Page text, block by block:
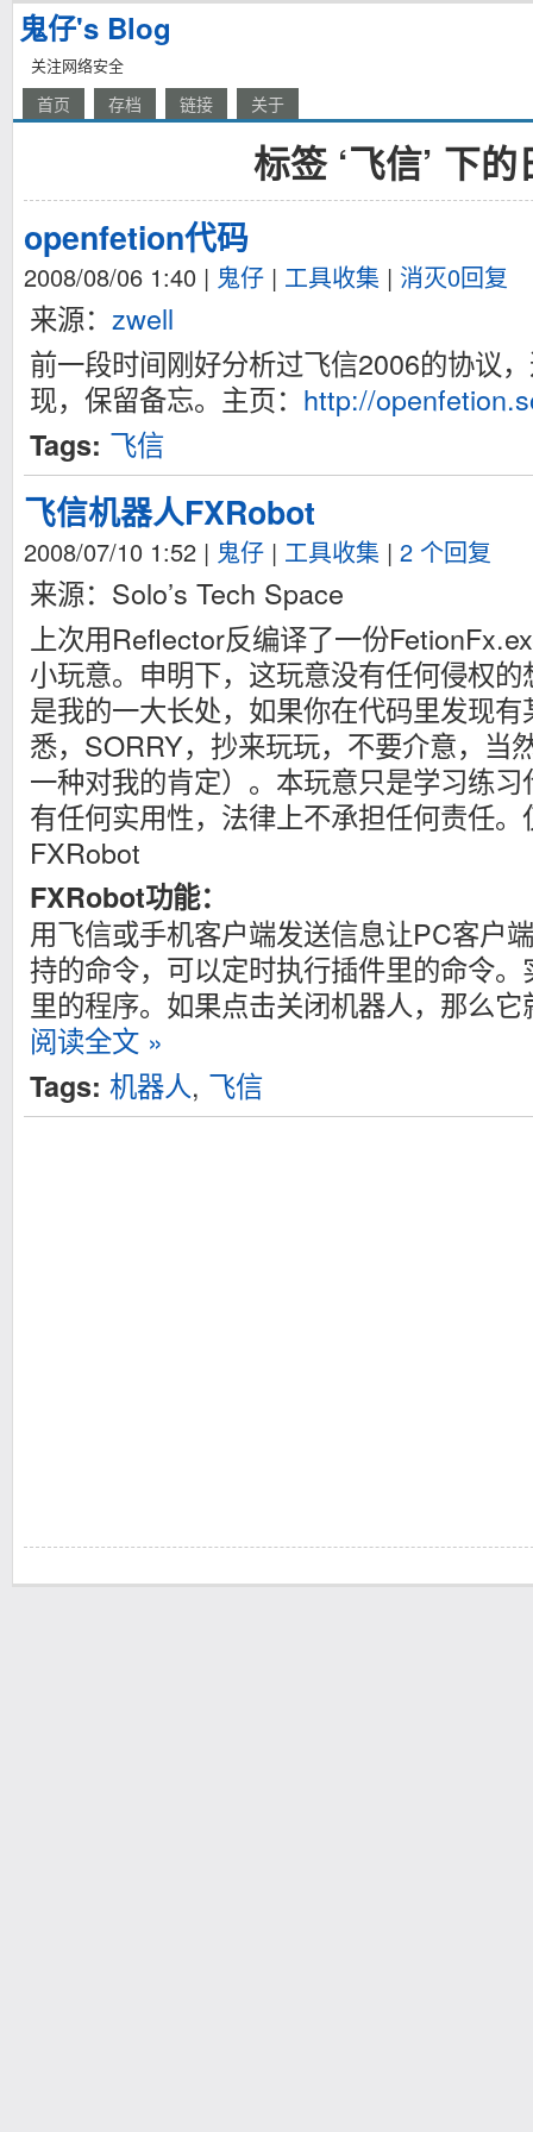
鬼仔's Blog
关注网络安全
首页 存档 链接 关于
标签 ‘飞信’ 下的
openfetion代码
2008/08/06 1:40 | 鬼仔 | 工具收集 | 消灭0回复
来源： zwell
前一段时间刚好分析过飞信2006的协议
现，保留备忘。主页： http://
Tags: 飞信
飞信机器人FXRobot
2008/07/10 1:52 | 鬼仔 | 工具收集 | 2 个回复
来源：Solo’s Tech Space
上次用Reflector反编译了一份
小玩意。申明下，这玩意没有任何侵权
是我的一大长处，如果你在代码里发现
悉，SORRY，抄来玩玩，不要介意，当
一种对我的肯定）。本玩意只是学习练
有任何实用性，法律上不承担任何责任
FXRobot
FXRobot功能：
用飞信或手机客户端发送信息让PC客户
持的命令，可以定时执行插件里的命令
里的程序。如果点击关闭机器人，那么
阅读全文 »
Tags: 机器人, 飞信